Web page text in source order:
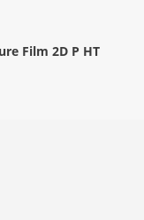
Film 2D P HT